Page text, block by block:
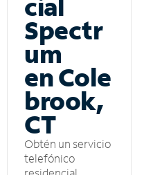
cial
Spectr
um
en Cole
brook,
CT
Obtén un servicio
telefónico